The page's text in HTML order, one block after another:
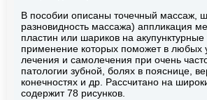
В пособии описаны точечный массаж,
разновидность массажа) аппликация
пластин или шариков на акупунктурные
применение которых поможет в любых
лечения и самолечения при очень
патологии зубной, болях в пояснице,
конечностях и др. Рассчитано на
cодержит 78 рисунков.